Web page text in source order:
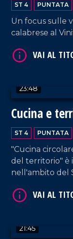
ST 4 PUNTATA
Un focus sulle
calabrese al
23:48
Cucina e
ST 4 PUNTATA
"Cucina
del territorio" è
nell'ambito del
21:45
VAI AL TITOLO
VAI AL TITOLO